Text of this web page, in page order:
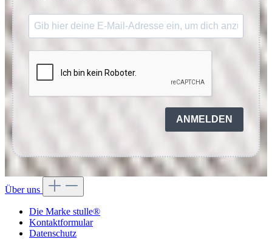
ANMELDEN
Über uns
Die Marke stulle®
Kontaktformular
Datenschutz